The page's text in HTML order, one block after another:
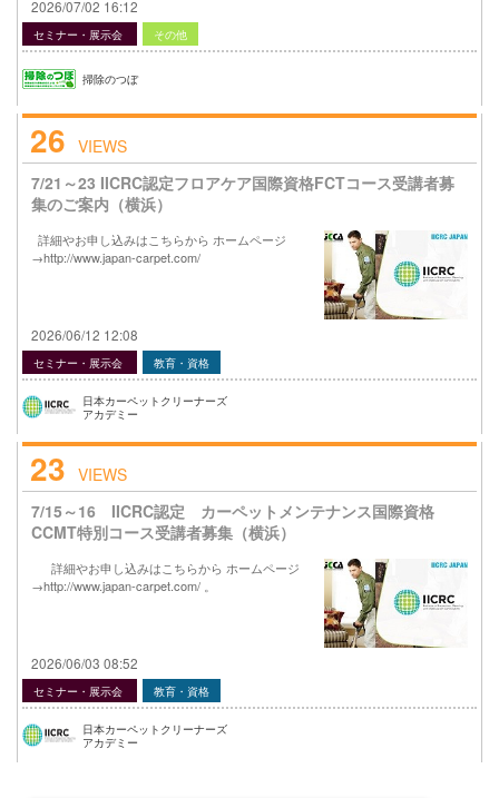
2026/07/02 16:12
セミナー・展示会 その他
掃除のつぼ
26 VIEWS
7/21～23 IICRC認定フロアケア国際資格FCTコース受講者募
集のご案内（横浜）
詳細やお申し込みはこちらから ホームページ
→http://www.japan-carpet.com/
2026/06/12 12:08
セミナー・展示会 教育・資格
日本カーペットクリーナーズ
アカデミー
23 VIEWS
7/15～16 IICRC認定 カーペットメンテナンス国際資格
CCMT特別コース受講者募集（横浜）
詳細やお申し込みはこちらから ホームページ
→http://www.japan-carpet.com/ 。
2026/06/03 08:52
セミナー・展示会 教育・資格
日本カーペットクリーナーズ
アカデミー